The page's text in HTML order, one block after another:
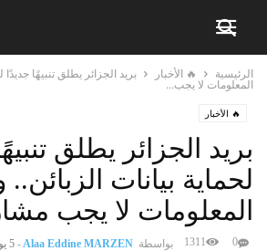
الرئيسية 🔥 الأخبار
بريد الجزائر يطلق تنبيهًا جديدًا
المعلومات لا يجب...
🔥 الأخبار
بريد الجزائر يطلق
لحماية بيانات
المعلومات لا يجب
بواسطة Alaa Eddine MARZEN
- 5 يوليو 2026 0
1311